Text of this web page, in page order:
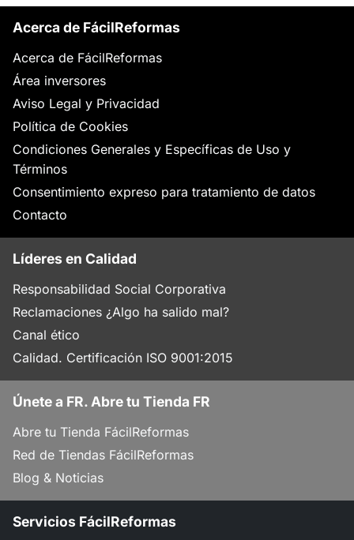
Acerca de FácilReformas
Acerca de FácilReformas
Área inversores
Aviso Legal y Privacidad
Política de Cookies
Condiciones Generales y Específicas de Uso y
Términos
Consentimiento expreso para tratamiento de datos
Contacto
Líderes en Calidad
Responsabilidad Social Corporativa
Reclamaciones ¿Algo ha salido mal?
Canal ético
Calidad. Certificación ISO 9001:2015
Únete a FR. Abre tu Tienda FR
Abre tu Tienda FácilReformas
Red de Tiendas FácilReformas
Blog & Noticias
Servicios FácilReformas